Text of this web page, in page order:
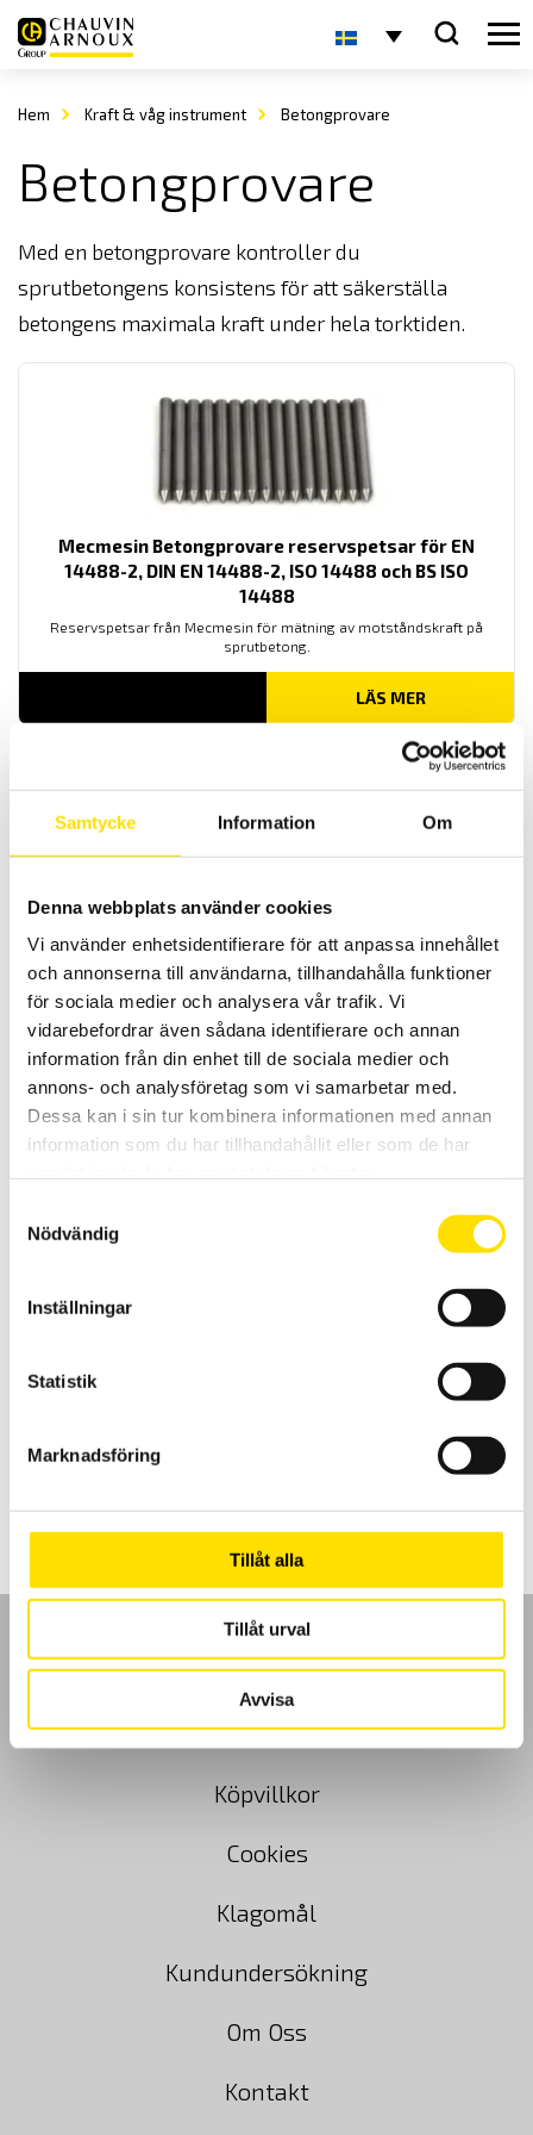
Samtycke Information Om
Denna webbplats använder cookies
Vi använder enhetsidentifierare för att anpassa innehållet
och annonserna till användarna, tillhandahålla funktioner
för sociala medier och analysera vår trafik. Vi
vidarebefordrar även sådana identifierare och annan
information från din enhet till de sociala medier och
annons- och analysföretag som vi samarbetar med.
Dessa kan i sin tur kombinera informationen med annan
information som du har tillhandahållit eller som de har
Nödvändig
Inställningar
Statistik
Marknadsföring
Tillåt alla
Tillåt urval
Avvisa
Hem Kraft & våg instrument Betongprovare
Betongprovare
Med en betongprovare kontroller du
sprutbetongens konsistens för att säkerställa
betongens maximala kraft under hela torktiden.
Mecmesin Betongprovare reservspetsar för EN
14488-2, DIN EN 14488-2, ISO 14488 och BS ISO
14488
Reservspetsar från Mecmesin för mätning av motståndskraft på
sprutbetong.
LÄS MER
Mecmesin Betongprovare Shotcrete Penetrometer
1000N
Noggrann och användarvänlig tryckhållfasthetsprovare med
inbyggd 1000 N lastcell från Mecmesin för mätning av
LÄS MER
Noggrann och användarvänlig tryckhållfasthetsprovare med
inbyggd 1000 N lastcell från KERN-SAUTER för mätning av
GDPR
Köpvillkor
Cookies
Klagomål
Kundundersökning
Om Oss
Kontakt